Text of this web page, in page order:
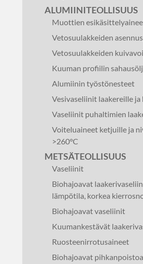
ALUMIINITEOLLISUUS
Muottien
Vetosuulakkeiden
Vetosuulakkeiden
Kuuman profiilin
Alumiinin työstönesteet
Vesivaseliinit laakereille
Vaseliinit puhaltimien
Voiteluaineet ketjuille ja
>260°C
METSÄTEOLLISUUS
Vaseliinit
Biohajoavat
lämpötila, korkea
Biohajoavat vaseliinit
Kuumankestävät
Ruosteenirrotusaineet
Biohajoavat